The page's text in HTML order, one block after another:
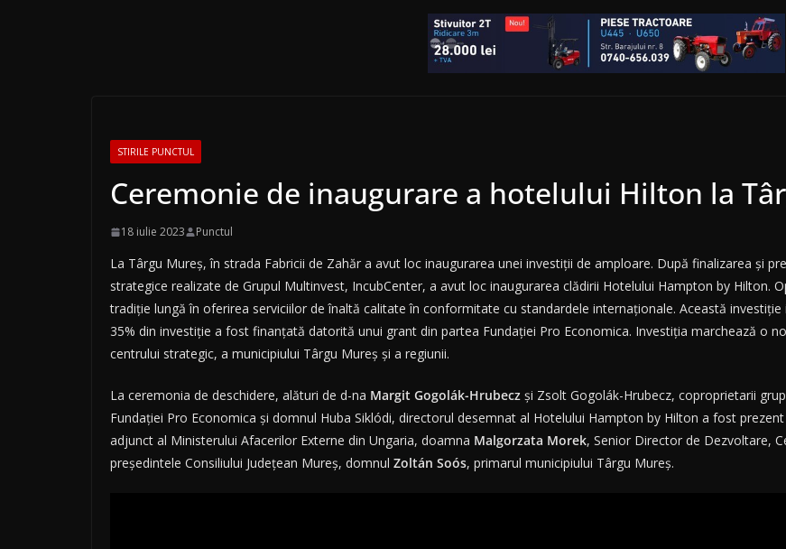
STIRILE PUNCTUL
Ceremonie de inaugurare a hotelului Hilton la
18 iulie 2023 Punctul
La Târgu Mureș, în strada Fabricii de Zahăr a avut loc inaugurarea unei investiții de amploare. După finalizarea și
strategice realizate de Grupul Multinvest, IncubCenter, a avut loc inaugurarea clădirii Hotelului Hampton by Hilton.
tradiție lungă în oferirea serviciilor de înaltă calitate în conformitate cu standardele internaționale. Această
35% din investiție a fost finanțată datorită unui grant din partea Fundației Pro Economica. Investiția marchează o
centrului strategic, a municipiului Târgu Mureș și a regiunii.
La ceremonia de deschidere, alături de d-na Margit Gogolák-Hrubecz și Zsolt Gogolák-Hrubecz, coproprietarii
Fundației Pro Economica și domnul Huba Siklódi, directorul desemnat al Hotelului Hampton by Hilton a fost
adjunct al Ministerului Afacerilor Externe din Ungaria, doamna Malgorzata Morek, Senior Director de Dezvoltare,
președintele Consiliului Județean Mureș, domnul Zoltán Soós, primarul municipiului Târgu Mureș.